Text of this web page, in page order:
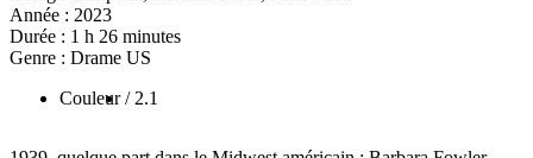
Année : 2023
Durée : 1 h 26 minutes
Genre : Drame US
Couleur / 2.1